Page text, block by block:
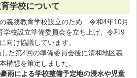
学校について
義務教育学校設立のため、令和4年10月
学校設立準備委員会を立ち上げ、令和9
向け協議しています。
た第4回の準備委員会後に清和地区義
構想を策定しました。
雨による学校整備予定地の浸水や児童